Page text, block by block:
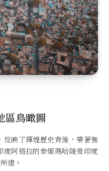
區鳥瞰圖
映了輝煌歷史背後，帶著強
阿格拉的泰姬瑪哈陵是印度
建。